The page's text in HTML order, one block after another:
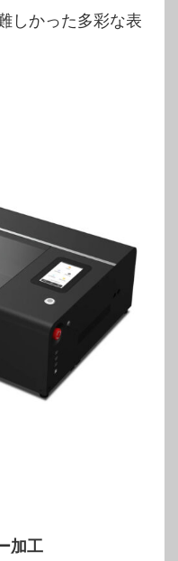
しかった多彩な表
加工